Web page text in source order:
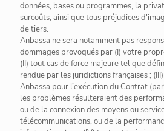
données, bases ou programmes, la
surcoûts, ainsi que tous préjudices
de tiers.
Anbassa ne sera notamment pas
dommages provoqués par (I) votre
(II) tout cas de force majeure tel que
rendue par les juridictions françaises ;
Anbassa pour l’exécution du Contrat
les problèmes résulteraient des
ou de la connexion des moyens ou
télécommunications, ou de la